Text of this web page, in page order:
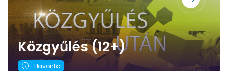
Közgyűlés (12+)
Havonta